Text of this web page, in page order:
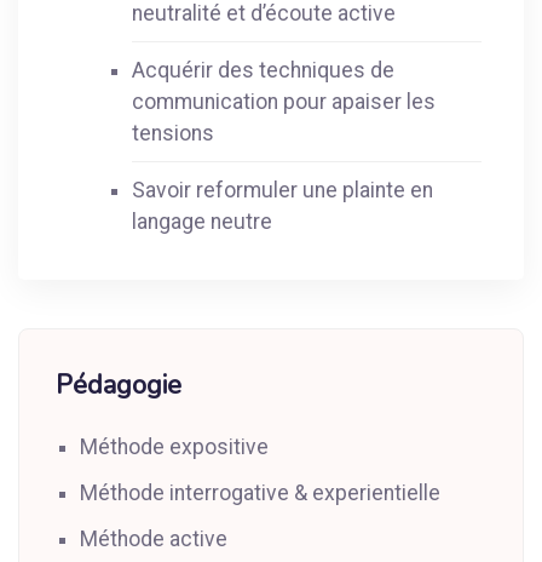
neutralité et d’écoute active
Acquérir des techniques de
communication pour apaiser les
tensions
Savoir reformuler une plainte en
langage neutre
Pédagogie
Méthode expositive
Méthode interrogative & experientielle
Méthode active